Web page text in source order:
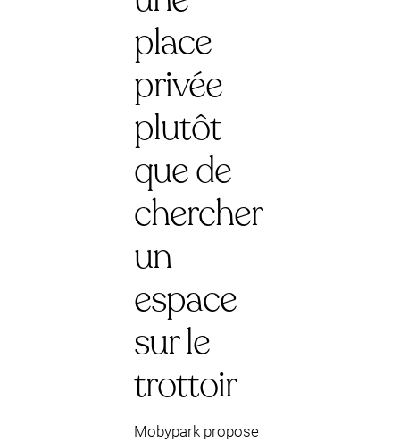
place
privée
plutôt
que de
chercher
un
espace
sur le
trottoir
Mobypark propose